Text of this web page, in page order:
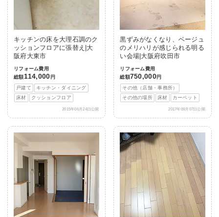
キッチンの床を大理石調のク
ッションフロアに張替え|大
阪府大東市
リフォーム費用
総額114,000 円
戸建て
キッチン・ダイニング
床材
クッションフロア
2015年06月24日公開
黒ずみがなくなり、ベージュ
のメリハリが感じられる明る
い会場|大阪府吹田市
リフォーム費用
総額750,000円
その他（店舗・事務所）
その他の場所
床材 カーペット
2017年09月07日公開